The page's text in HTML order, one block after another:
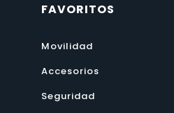
FAVORITOS
Movilidad
Accesorios
Seguridad